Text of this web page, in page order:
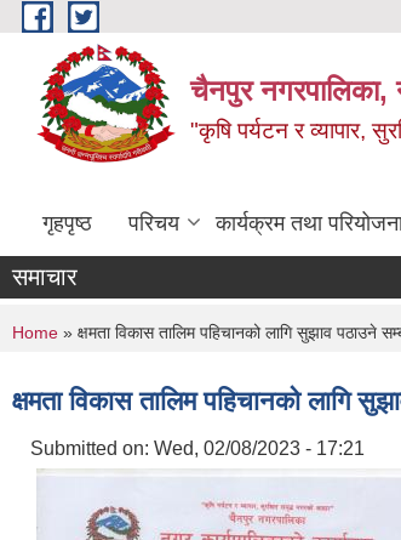
Skip to main content
चैनपुर नगरपालिका,
"कृषि पर्यटन र व्यापार,
गृहपृष्ठ परिचय कार्यक्रम तथा
समाचार
You are here
Home » क्षमता विकास तालिम पहिचानको लागि सुझाव पठाउने
क्षमता विकास तालिम पहिचानको लागि
Submitted on: Wed, 02/08/2023 - 17:21